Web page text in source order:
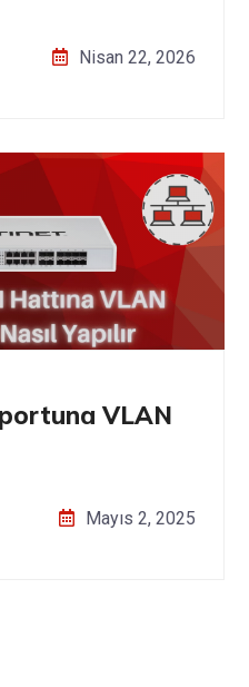
Nisan 22, 2026
VLAN
Mayıs 2, 2025